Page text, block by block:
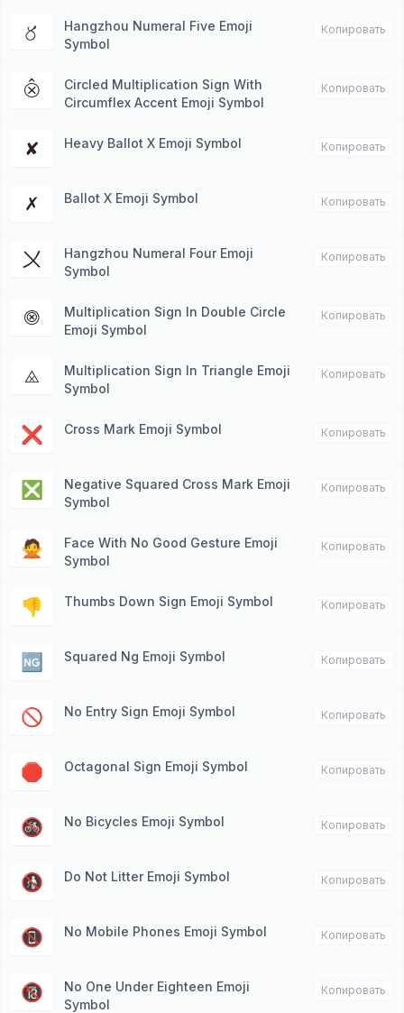
〥
Hangzhou Numeral Five Emoji
Symbol
Копировать
⨶
Circled Multiplication Sign With
Circumflex Accent Emoji Symbol
Копировать
✘ Heavy Ballot X Emoji Symbol Копировать
✗ Ballot X Emoji Symbol Копировать
〤
Hangzhou Numeral Four Emoji
Symbol
Копировать
⨷
Multiplication Sign In Double Circle
Emoji Symbol
Копировать
⨻
Multiplication Sign In Triangle Emoji
Symbol
Копировать
❌ Cross Mark Emoji Symbol Копировать
❎
Negative Squared Cross Mark Emoji
Symbol
Копировать
🙅
Face With No Good Gesture Emoji
Symbol
Копировать
👎 Thumbs Down Sign Emoji Symbol Копировать
🆖 Squared Ng Emoji Symbol Копировать
🚫 No Entry Sign Emoji Symbol Копировать
🛑 Octagonal Sign Emoji Symbol Копировать
🚳 No Bicycles Emoji Symbol Копировать
🚯 Do Not Litter Emoji Symbol Копировать
📵 No Mobile Phones Emoji Symbol Копировать
🔞
No One Under Eighteen Emoji
Symbol
Копировать